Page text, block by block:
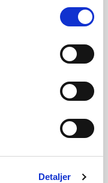
Detaljer
- mulighet til å
På
opphold.
og hvordan
beskrives